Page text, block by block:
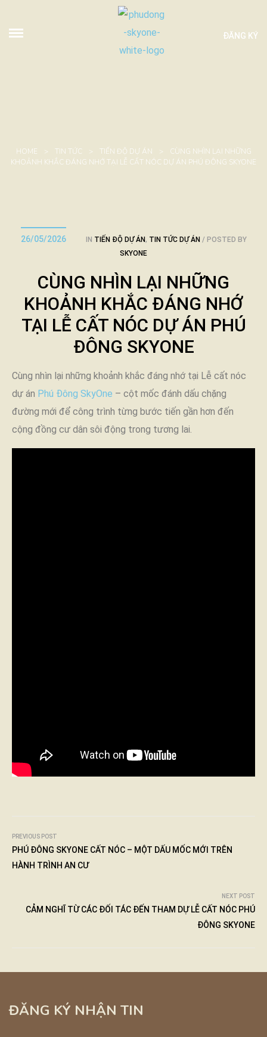
ĐĂNG KÝ
HOME > TIN TỨC > TIẾN ĐỘ DỰ ÁN >
CÙNG NHÌN LẠI NHỮNG
KHOẢNH KHẮC ĐÁNG NHỚ TẠI LỄ CẤT NÓC DỰ ÁN PHÚ ĐÔNG SKYONE
26/05/2026 IN TIẾN ĐỘ DỰ ÁN, TIN TỨC DỰ ÁN
POSTED BY
SKYONE
CÙNG NHÌN LẠI NHỮNG
KHOẢNH KHẮC ĐÁNG NHỚ
TẠI LỄ CẤT NÓC DỰ ÁN PHÚ
ĐÔNG SKYONE
Cùng nhìn lại những khoảnh khắc đáng nhớ tại Lễ cất nóc
dự án Phú Đông SkyOne – cột mốc đánh dấu chặng
đường mới để công trình từng bước tiến gần hơn đến
cộng đồng cư dân sôi động trong tương lai.
PREVIOUS POST
PHÚ ĐÔNG SKYONE CẤT NÓC – MỘT DẤU MỐC MỚI TRÊN
HÀNH TRÌNH AN CƯ
NEXT POST
CẢM NGHĨ TỪ CÁC ĐỐI TÁC ĐẾN THAM DỰ LỄ CẤT NÓC PHÚ
ĐÔNG SKYONE
ĐĂNG KÝ NHẬN TIN